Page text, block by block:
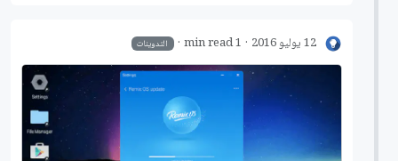
12 يوليو 2016 1 min read التدوينات